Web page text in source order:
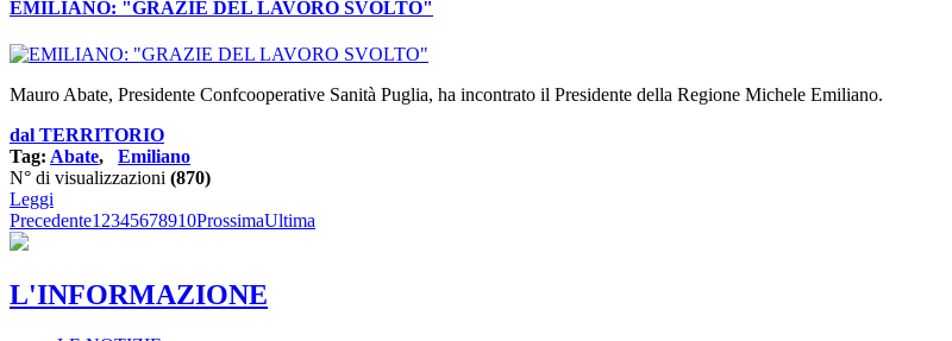
EMILIANO: "GRAZIE DEL LAVORO SVOLTO"
Mauro Abate, Presidente Confcooperative Sanità Puglia, ha incontrato il Presidente della Regione Michele Emiliano.
dal TERRITORIO
Tag: Abate, Emiliano
N° di visualizzazioni (870)
Leggi
Precedente12345678910ProssimaUltima
L'INFORMAZIONE